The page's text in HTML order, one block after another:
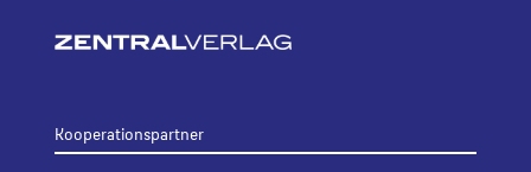
Kooperationspartner